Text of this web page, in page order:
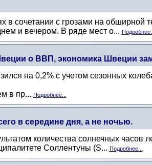
сочетании с грозами на обширной
​​и вечером. В ряде мест о... Подробнее...
о ВВП, экономика Швеции
на 0,2% с учетом сезонных
в пр... Подробнее...
в середине дня, а не ночью.
количества солнечных часов
Соллентуны (S... Подробнее...